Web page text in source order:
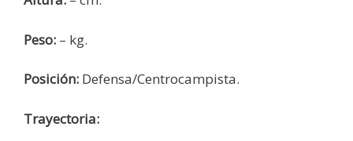
Peso: – kg.
Posición: Defensa/Centrocampista.
Trayectoria: